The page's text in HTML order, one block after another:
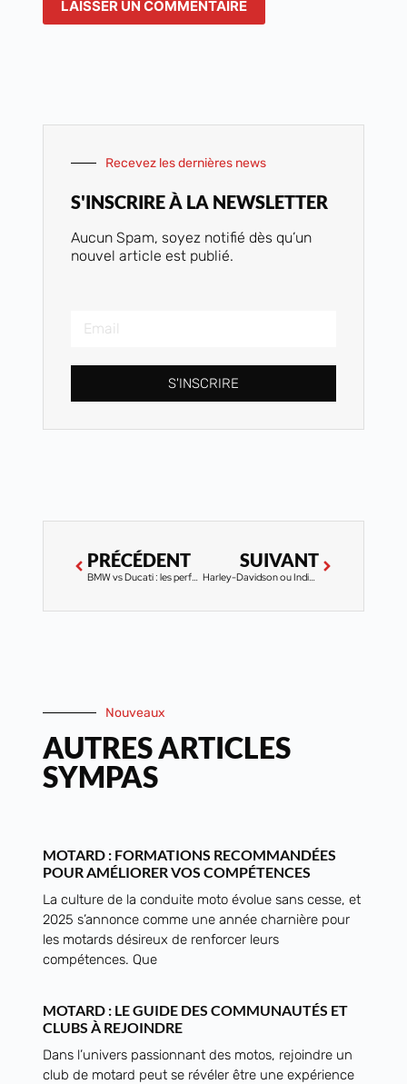
LAISSER UN COMMENTAIRE
Recevez les dernières news
S'INSCRIRE À LA NEWSLETTER
Aucun Spam, soyez notifié dès qu’un
nouvel article est publié.
S'INSCRIRE
PRÉCÉDENT
BMW vs Ducati : les performances en remorquage moto analysées
SUIVANT
Nouveaux
AUTRES ARTICLES
SYMPAS
MOTARD : FORMATIONS RECOMMANDÉES
POUR AMÉLIORER VOS COMPÉTENCES
La culture de la conduite moto évolue sans cesse, et
2025 s’annonce comme une année charnière pour
les motards désireux de renforcer leurs
compétences. Que
MOTARD : LE GUIDE DES COMMUNAUTÉS ET
CLUBS À REJOINDRE
Dans l’univers passionnant des motos, rejoindre un
club de motard peut se révéler être une expérience